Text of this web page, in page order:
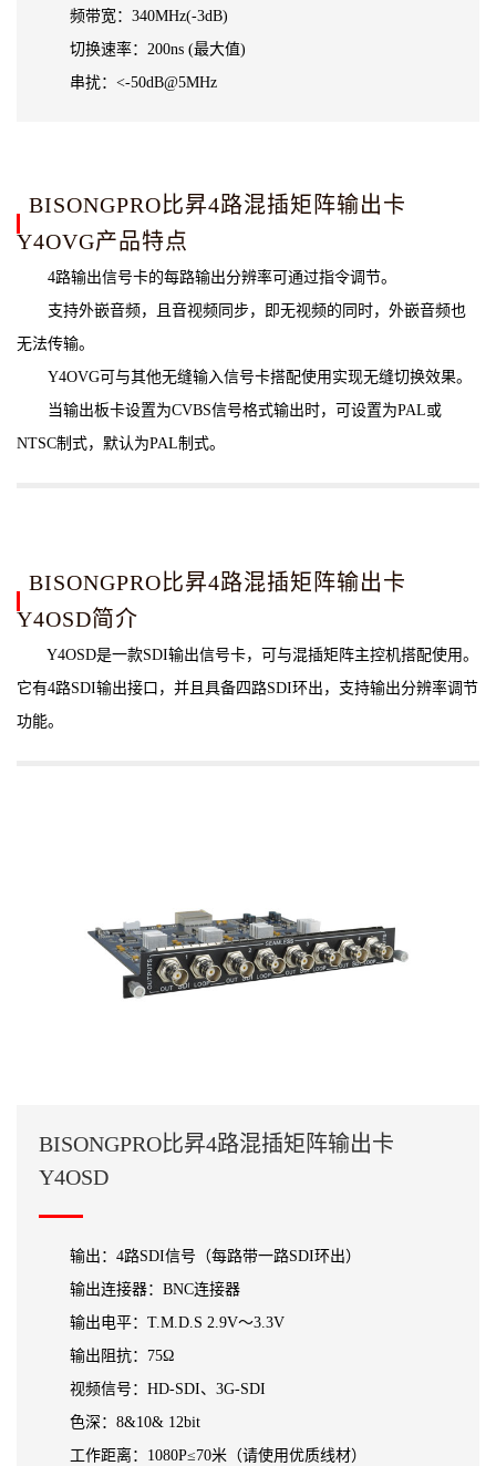
频带宽：340MHz(-3dB)
切换速率：200ns (最大值)
串扰：<-50dB@5MHz
BISONGPRO比昇4路混插矩阵输出卡
Y4OVG产品特点
4路输出信号卡的每路输出分辨率可通过指令调节。
支持外嵌音频，且音视频同步，即无视频的同时，外嵌音频也
无法传输。
Y4OVG可与其他无缝输入信号卡搭配使用实现无缝切换效果。
当输出板卡设置为CVBS信号格式输出时，可设置为PAL或
NTSC制式，默认为PAL制式。
BISONGPRO比昇4路混插矩阵输出卡
Y4OSD简介
Y4OSD是一款SDI输出信号卡，可与混插矩阵主控机搭配使用。
它有4路SDI输出接口，并且具备四路SDI环出，支持输出分辨率调节
功能。
BISONGPRO比昇4路混插矩阵输出卡
Y4OSD
输出：4路SDI信号（每路带一路SDI环出）
输出连接器：BNC连接器
输出电平：T.M.D.S 2.9V～3.3V
输出阻抗：75Ω
视频信号：HD-SDI、3G-SDI
色深：8&10& 12bit
工作距离：1080P≤70米（请使用优质线材）